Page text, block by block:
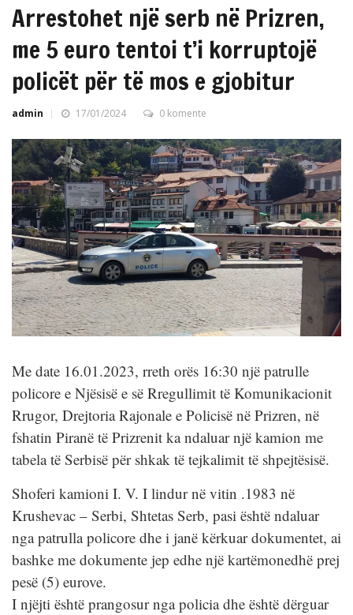
Arrestohet një serb në Prizren,
me 5 euro tentoi t’i korruptojë
policët për të mos e gjobitur
admin 17/01/2024 0 komente
Me date 16.01.2023, rreth orës 16:30 një patrulle
policore e Njësisë e së Rregullimit të Komunikacionit
Rrugor, Drejtoria Rajonale e Policisë në Prizren, në
fshatin Piranë të Prizrenit ka ndaluar një kamion me
tabela të Serbisë për shkak të tejkalimit të shpejtësisë.
Shoferi kamioni I. V. I lindur në vitin .1983 në
Krushevac – Serbi, Shtetas Serb, pasi është ndaluar
nga patrulla policore dhe i janë kërkuar dokumentet, ai
bashke me dokumente jep edhe një kartëmonedhë prej
pesë (5) eurove.
I njëjti është prangosur nga policia dhe është dërguar